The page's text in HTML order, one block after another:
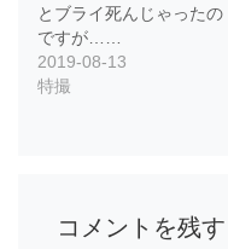
とブライ死んじゃったの
ですが……
2019-08-13
特撮
コメントを残す